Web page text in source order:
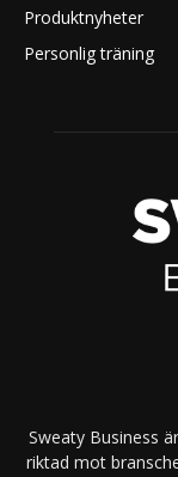
Produktnyheter
Personlig träning
Sweaty Business
riktad mot